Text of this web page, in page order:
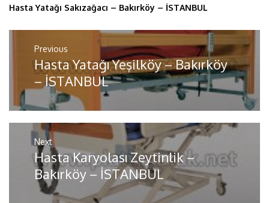
Hasta Yatağı Sakızağacı – Bakırköy – İSTANBUL
Yazı
gezinmesiPrevious
Previous
post:
Hasta Yatağı Yeşilköy – Bakırköy
– İSTANBUL
Next
Next
post:
Hasta Karyolası Zeytinlik –
Bakırköy – İSTANBUL